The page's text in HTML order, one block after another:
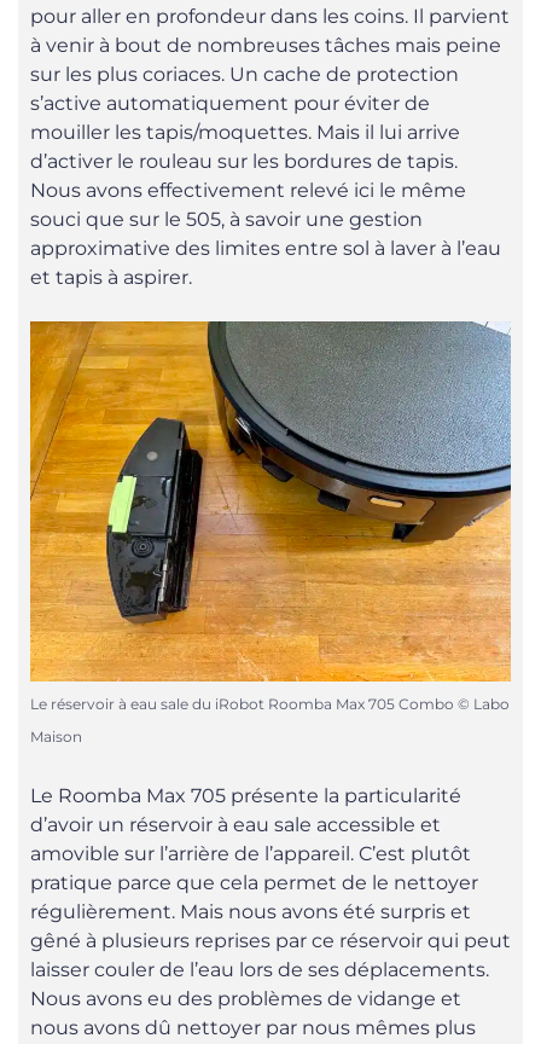
pour aller en profondeur dans les coins. Il parvient
à venir à bout de nombreuses tâches mais peine
sur les plus coriaces. Un cache de protection
s’active automatiquement pour éviter de
mouiller les tapis/moquettes. Mais il lui arrive
d’activer le rouleau sur les bordures de tapis.
Nous avons effectivement relevé ici le même
souci que sur le 505, à savoir une gestion
approximative des limites entre sol à laver à l’eau
et tapis à aspirer.
Le réservoir à eau sale du iRobot Roomba Max 705 Combo © Labo
Maison
Le Roomba Max 705 présente la particularité
d’avoir un réservoir à eau sale accessible et
amovible sur l’arrière de l’appareil. C’est plutôt
pratique parce que cela permet de le nettoyer
régulièrement. Mais nous avons été surpris et
gêné à plusieurs reprises par ce réservoir qui peut
laisser couler de l’eau lors de ses déplacements.
Nous avons eu des problèmes de vidange et
nous avons dû nettoyer par nous mêmes plus